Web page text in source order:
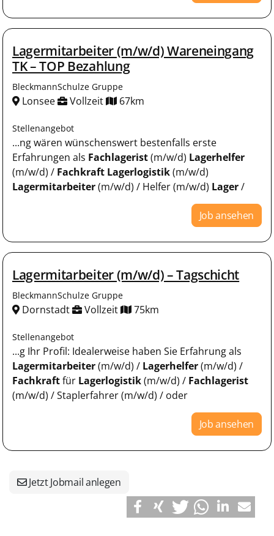
Lagermitarbeiter (m/w/d) Wareneingang
TK – TOP Bezahlung
BleckmannSchulze Gruppe
Lonsee Vollzeit 67km
Stellenangebot
...ng wären wünschenswert bestenfalls erste
Erfahrungen als Fachlagerist(m/w/d) Lagerhelfer
(m/w/d) / Fachkraft Lagerlogistik(m/w/d)
Lagermitarbeiter(m/w/d) / Helfer (m/w/d) Lager/
Job ansehen
Lagermitarbeiter (m/w/d) – Tagschicht
BleckmannSchulze Gruppe
Dornstadt Vollzeit 75km
Stellenangebot
...g Ihr Profil: Idealerweise haben Sie Erfahrung als
Lagermitarbeiter(m/w/d) / Lagerhelfer(m/w/d) /
Fachkraftfür Lagerlogistik(m/w/d) / Fachlagerist
(m/w/d) / Staplerfahrer (m/w/d) / oder
Job ansehen
Jetzt Jobmail anlegen